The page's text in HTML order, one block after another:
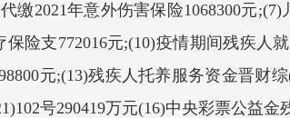
缴2021年意外伤害保险1068300元
险支772016元;(10)疫情期间残疾人
元;(13)残疾人托养服务资金晋财
号290419万元(16)中央彩票公益